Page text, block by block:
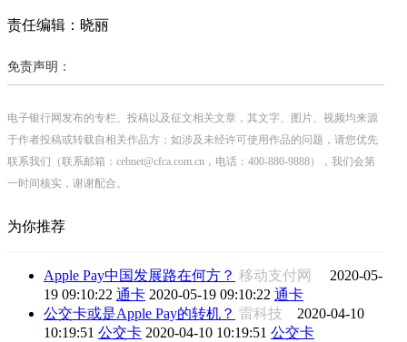
责任编辑：晓丽
免责声明：
电子银行网发布的专栏、投稿以及征文相关文章，其文字、图片、视频均来源
于作者投稿或转载自相关作品方；如涉及未经许可使用作品的问题，请您优先
联系我们（联系邮箱：cebnet@cfca.com.cn，电话：400-880-9888），我们会第
一时间核实，谢谢配合。
为你推荐
Apple Pay中国发展路在何方？ 移动支付网 2020-05-
19 09:10:22 通卡 2020-05-19 09:10:22 通卡
公交卡或是Apple Pay的转机？ 雷科技 2020-04-10
10:19:51 公交卡 2020-04-10 10:19:51 公交卡